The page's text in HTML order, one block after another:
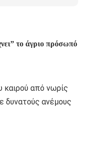
το άγριο πρόσωπό
καιρού από νωρίς
δυνατούς ανέμους